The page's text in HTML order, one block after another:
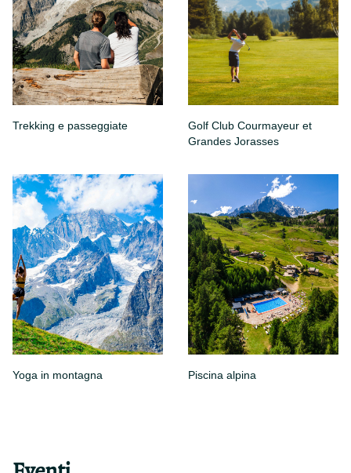
Trekking e passeggiate
Golf Club Courmayeur et
Grandes Jorasses
Yoga in montagna Piscina alpina